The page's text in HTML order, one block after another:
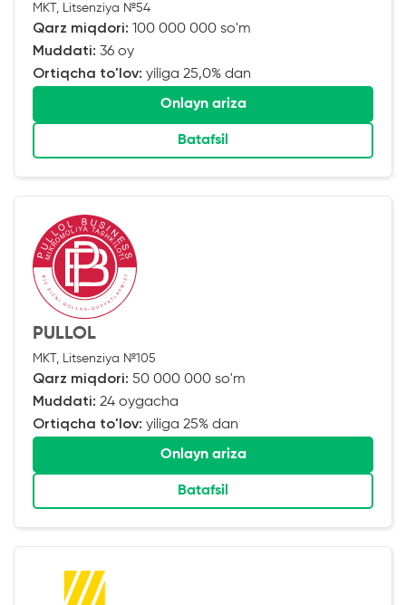
MKT, Litsenziya №54
Qarz miqdori: 100 000 000 so'm
Muddati: 36 oy
Ortiqcha to'lov: yiliga 25,0% dan
Onlayn ariza
Batafsil
PULLOL
MKT, Litsenziya №105
Qarz miqdori: 50 000 000 so'm
Muddati: 24 oygacha
Ortiqcha to'lov: yiliga 25% dan
Onlayn ariza
Batafsil